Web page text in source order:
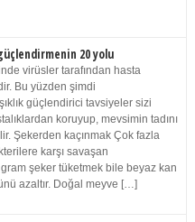
20 yolu
virüsler tarafından hasta
Bu yüzden şimdi
güçlendirici tavsiyeler sizi
koruyup, mevsimin tadını
Şekerden kaçınmak Çok fazla
karşı savaşan
gram şeker tüketmek bile beyaz kan
azaltır. Doğal meyve […]